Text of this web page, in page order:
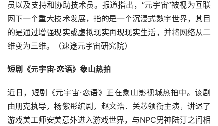
字藏品限量270件，用户可通过磁力制造快手官方账号、薄
盒官网获取。（速途网）
华为：“云笙”能力全面升级，元宇宙技术支撑要做好三方面
华为伙伴暨开发者大会2022开幕，华为轮值董事长胡厚崑
几个根本性问题：以利益为纽带、以诚信为基础和以规则为
保障。“从今年开始，华为干部和员工的绩效考核中增加‘伙
伴满意度’选项。”（速途元宇宙研究院）